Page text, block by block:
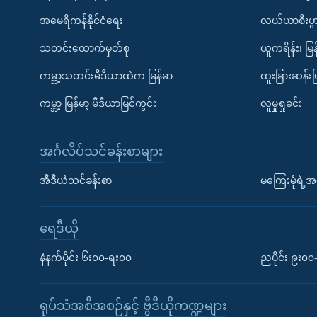
အမေရိကန်နိုင်ငံရေး
သတင်းထောက်မှတ်စု
ကမ္ဘာ့သတင်းမီဒီယာထဲက မြန်မာ
ကမ္ဘာ့ မြန်မာ့ မီဒီယာမြင်ကွင်း
လယ်ယာစီးပွာ
ယူကရိန်း၊ မ
ထူးခြားဆန်း
လူမှုရှုခင်း
အင်္ဂလိပ်သင်ခန်းစာများ
အီဒီယံသင်ခန်းစာ မကြေးမုံရဲ့အ
ရေဒီယို
နံနက်ပိုင်း ၆း၀၀-ရး၀၀ ညပိုင်း ၉း၀၀
ရုပ်သံအစီအစဉ်နှင့် ဗွီဒီယိုကဏ္ဍများ